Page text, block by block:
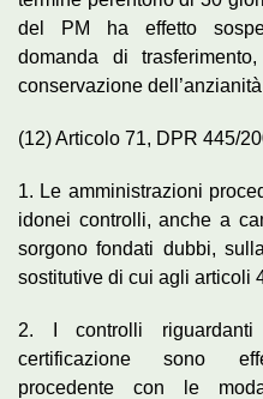
del PM ha effetto
domanda di
conservazione
(12) Articolo 71, DPR 445/
1. Le amministrazioni
idonei controlli, anche a
sorgono fondati dubbi,
sostitutive di cui agli articoli
2. I controlli riguardanti
certificazione sono
procedente con le